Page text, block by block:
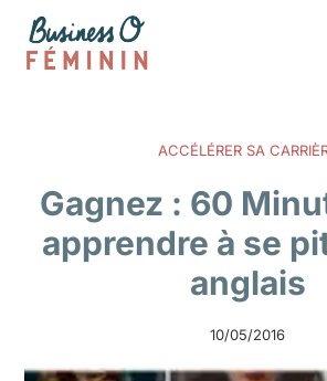
ACCÉLÉRER SA
Gagnez : 60
apprendre à se
anglais
10/05/2016